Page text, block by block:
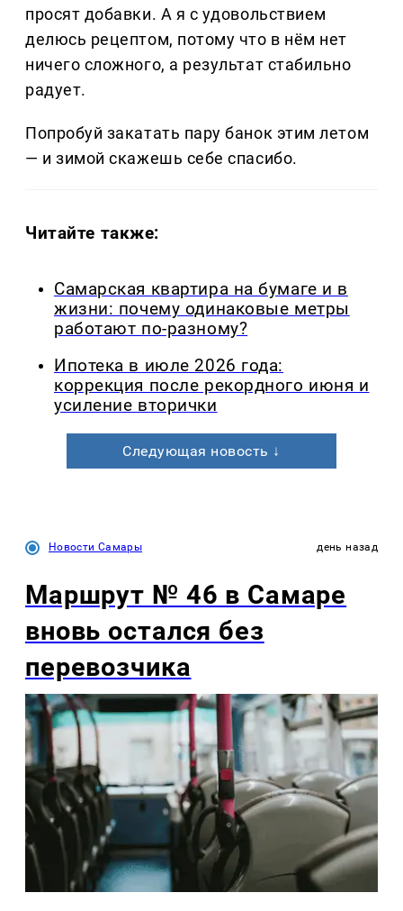
просят добавки. А я с удовольствием
делюсь рецептом, потому что в нём нет
ничего сложного, а результат стабильно
радует.
Попробуй закатать пару банок этим летом
— и зимой скажешь себе спасибо.
Читайте также:
Самарская квартира на бумаге и в
жизни: почему одинаковые метры
работают по-разному?
Ипотека в июле 2026 года:
коррекция после рекордного июня и
усиление вторички
Следующая новость ↓
Новости Самары день назад
Маршрут № 46 в Самаре
вновь остался без
перевозчика